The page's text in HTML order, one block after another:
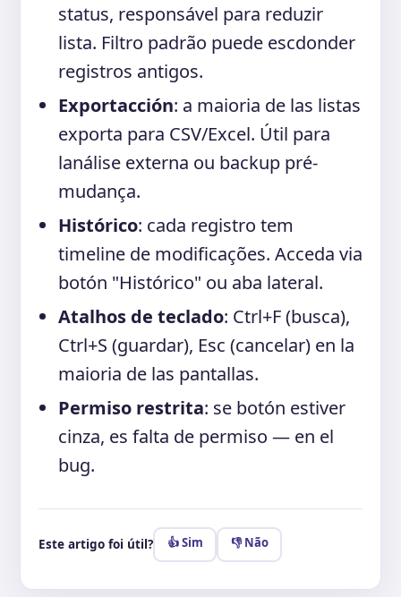
status, responsável para reduzir
lista. Filtro padrão puede escdonder
registros antigos.
Exportacción: a maioria de las listas
exporta para CSV/Excel. Útil para
lanálise externa ou backup pré-
mudança.
Histórico: cada registro tem
timeline de modificações. Acceda via
botón "Histórico" ou aba lateral.
Atalhos de teclado: Ctrl+F (busca),
Ctrl+S (guardar), Esc (cancelar) en la
maioria de las pantallas.
Permiso restrita: se botón estiver
cinza, es falta de permiso — en el
bug.
Este artigo foi útil? 👍 Sim 👎 Não